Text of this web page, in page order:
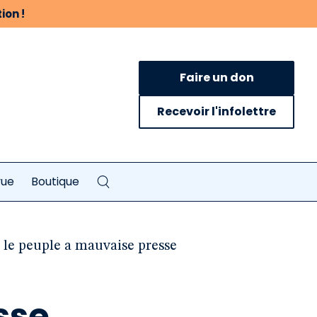
!
Faire un don
Recevoir l'infolettre
Boutique
peuple a mauvaise presse